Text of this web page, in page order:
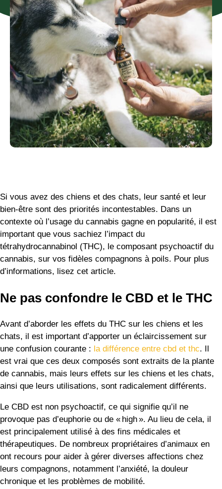
Si vous avez des chiens et des chats, leur santé et leur
bien-être sont des priorités incontestables. Dans un
contexte où l’usage du cannabis gagne en popularité, il est
important que vous sachiez l’impact du
tétrahydrocannabinol (THC), le composant psychoactif du
cannabis, sur vos fidèles compagnons à poils. Pour plus
d’informations, lisez cet article.
Ne pas confondre le CBD et le THC
Avant d’aborder les effets du THC sur les chiens et les
chats, il est important d’apporter un éclaircissement sur
une confusion courante : la différence entre cbd et thc. Il
est vrai que ces deux composés sont extraits de la plante
de cannabis, mais leurs effets sur les chiens et les chats,
ainsi que leurs utilisations, sont radicalement différents.
Le CBD est non psychoactif, ce qui signifie qu’il ne
provoque pas d’euphorie ou de « high ». Au lieu de cela, il
est principalement utilisé à des fins médicales et
thérapeutiques. De nombreux propriétaires d’animaux en
ont recours pour aider à gérer diverses affections chez
leurs compagnons, notamment l’anxiété, la douleur
chronique et les problèmes de mobilité.